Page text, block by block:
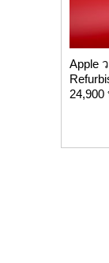
Apple
24,900